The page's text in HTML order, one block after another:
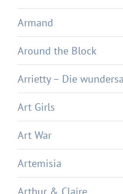
Armand
Around the Block
Arrietty – Die
Art Girls
Art War
Artemisia